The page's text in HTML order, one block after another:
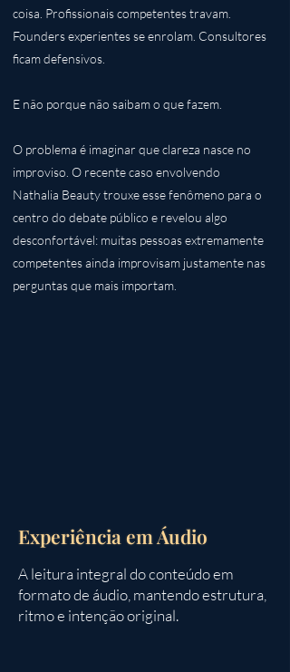
coisa. Profissionais competentes travam.
Founders experientes se enrolam. Consultores
ficam defensivos.
E não porque não saibam o que fazem.
O problema é imaginar que clareza nasce no
improviso. O recente caso envolvendo
Nathalia Beauty trouxe esse fenômeno para o
centro do debate público e revelou algo
desconfortável: muitas pessoas extremamente
competentes ainda improvisam justamente nas
perguntas que mais importam.
Experiência em Áudio
A leitura integral do conteúdo em
formato de áudio, mantendo estrutura,
ritmo e intenção original.